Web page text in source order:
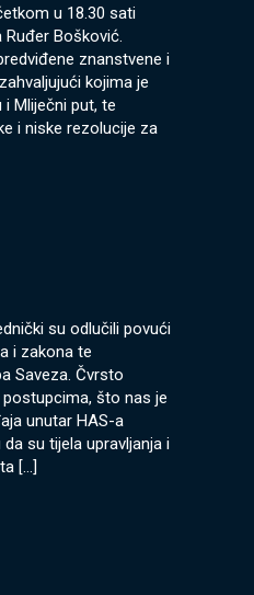
u 18.30 sati
Bošković.
znanstvene i
kojima je
Mliječni put, te
i niske rezolucije za
su odlučili povući
i zakona te
Saveza. Čvrsto
što nas je
unutar HAS-a
su tijela upravljanja i
[…]